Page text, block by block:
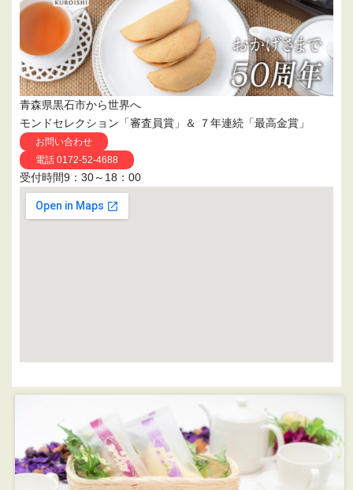
青森県黒石市から世界へ
モンドセレクション「審査員賞」＆ ７年連続「最高金賞」
お問い合わせ
電話 0172-52-4688
受付時間9：30～18：00